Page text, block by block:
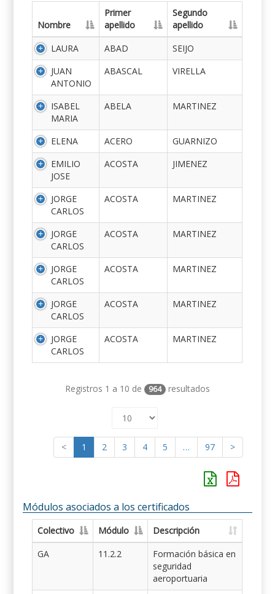
Nombre
Primer
apellido
Segundo
apellido
LAURA
ABAD
SEIJO
JUAN
ANTONIO
ABASCAL VIRELLA
ISABEL
MARIA
ABELA MARTINEZ
ELENA ACERO
GUARNIZO
EMILIO
JOSE
ACOSTA JIMENEZ
JORGE
CARLOS
ACOSTA MARTINEZ
JORGE
CARLOS
ACOSTA MARTINEZ
JORGE
CARLOS
ACOSTA MARTINEZ
JORGE
CARLOS
ACOSTA MARTINEZ
JORGE
CARLOS
ACOSTA MARTINEZ
Registros 1 a 10 de 964 resultados
< 1 2 3 4 5 … 97 >
Módulos asociados a los certificados
Colectivo Módulo
Descripción
GA
11.2.2
Formación básica en
seguridad
aeroportuaria